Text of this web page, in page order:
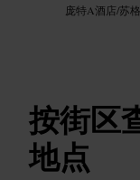
庞特A酒店/苏
按街区
地点